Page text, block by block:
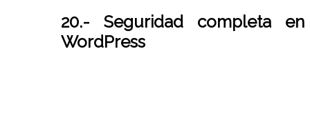
20.- Seguridad completa en
WordPress